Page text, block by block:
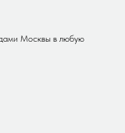
Москвы в любую